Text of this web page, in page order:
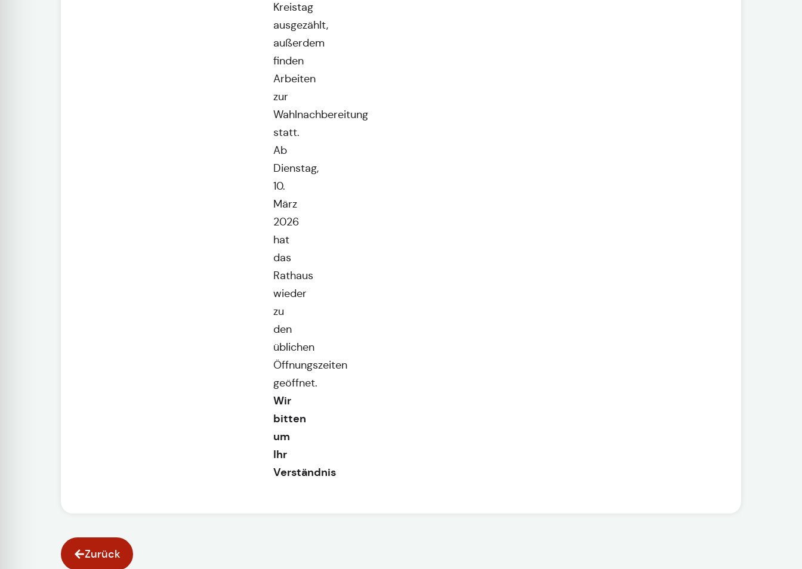
Kreistag
ausgezählt,
außerdem
finden
Arbeiten
zur
Wahlnachbereitung
statt.
Ab
Dienstag,
10.
März
2026
hat
das
Rathaus
wieder
zu
den
üblichen
Öffnungszeiten
geöffnet.
Wir
bitten
um
Ihr
Verständnis
Zurück